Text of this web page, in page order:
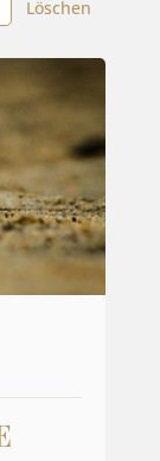
Löschen